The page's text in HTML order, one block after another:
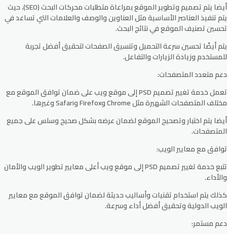
أيضا يتم تصميم وتطوير الموقع بمراعاة متطلبات محركات البحث (SEO)، حيث
يتم تنفيذ العناصر الأساسية مثل العناوين والوصف والعلامات التي تساعد في
تحسين تصنيف الموقع في نتائج البحث.
يتم أيضًا تحسين سرعة التحميل وتنسيق الصفحات لتحقيق أفضل تجربة
للمستخدم وزيادة الزيارات والتفاعل.
دعم متعدد المتصفحات:
تعمل خدمة تغيير تصميم PSD إلى موقع ويب على ضمان توافق الموقع مع
مختلف المتصفحات الشهيرة مثل Chrome وFirefox وSafari وغيرها.
أيضا يتم اختبار وتصحيح الموقع لضمان عرضه بشكل صحيح وسلس على جميع
المتصفحات.
توافق مع معايير الويب:
تتبع خدمة تغيير تصميم PSD إلى موقع ويب أعلى معايير تطوير الويب والأمان
والأداء.
كذلك يتم استخدام تقنيات وأساليب حديثة لضمان توافق الموقع مع معايير
الويب الدولية وتحقيق أفضل أداء وسرعة.
دعم مستمر: